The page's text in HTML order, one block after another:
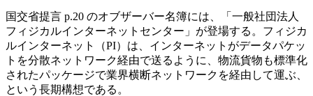
国交省提言 p.20 のオブザーバー名簿には、「一般社団法人
フィジカルインターネットセンター」が登場する。フィジカ
ルインターネット（PI）は、インターネットがデータパケッ
トを分散ネットワーク経由で送るように、物流貨物も標準化
されたパッケージで業界横断ネットワークを経由して運ぶ、
という長期構想である。